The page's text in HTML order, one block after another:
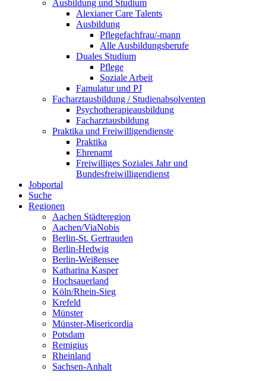
Ausbildung und Studium
Alexianer Care Talents
Ausbildung
Pflegefachfrau/-mann
Alle Ausbildungsberufe
Duales Studium
Pflege
Soziale Arbeit
Famulatur und PJ
Facharztausbildung / Studienabsolventen
Psychotherapieausbildung
Facharztausbildung
Praktika und Freiwilligendienste
Praktika
Ehrenamt
Freiwilliges Soziales Jahr und
Bundesfreiwilligendienst
Jobportal
Suche
Regionen
Aachen Städteregion
Aachen/ViaNobis
Berlin-St. Gertrauden
Berlin-Hedwig
Berlin-Weißensee
Katharina Kasper
Hochsauerland
Köln/Rhein-Sieg
Krefeld
Münster
Münster-Misericordia
Potsdam
Remigius
Rheinland
Sachsen-Anhalt